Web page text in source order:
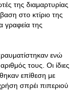
της διαμαρτυρίας
στο κτίριο της
γραφεία της
ενώ
τους. Οι ίδιες
επίθεση με
σπρέι πιπεριού